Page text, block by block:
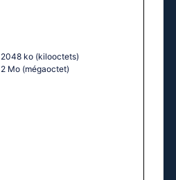
2048 ko (kilooctets)
2 Mo (mégaoctet)